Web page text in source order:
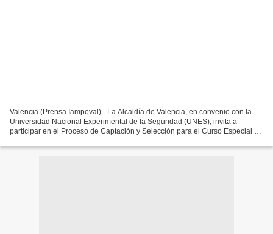
Valencia (Prensa Iampoval).- La Alcaldía de Valencia, en convenio con la
Universidad Nacional Experimental de la Seguridad (UNES), invita a
participar en el Proceso de Captación y Selección para el Curso Especial de